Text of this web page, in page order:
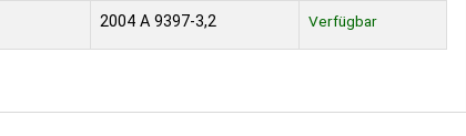
2004 A 9397-3,2 Verfügbar